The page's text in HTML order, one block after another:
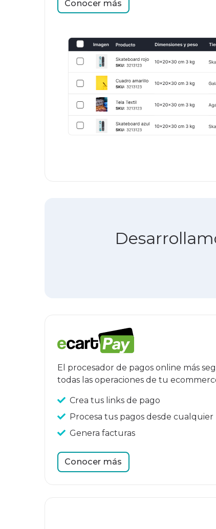
Conocer más
El procesador de pagos online más
todas las operaciones de tu
Crea tus links de pago
Procesa tus pagos desde
Genera facturas
Conocer más